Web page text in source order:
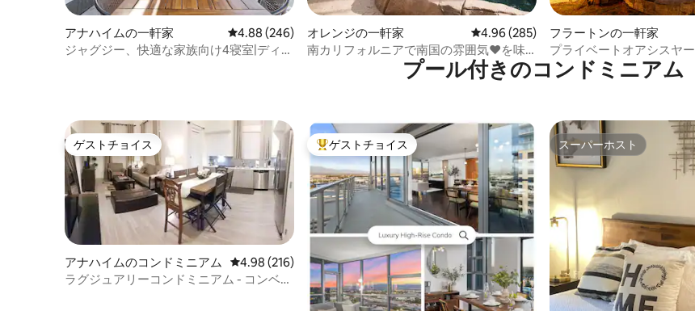
アナハイムの一軒家 レビュー246件、5つ星中4.88つ星の平均評価
4.88 (246)
ジャグジー、快適な家族向け4寝室|ディズ
オレンジの一軒家 レビュー285件、5つ星中4.96つ星の平
4.96 (285)
南カリフォルニアで南国の雰囲気❤️を味
フラートンの一軒家
プライベートオアシスヤ
術的なリゾートプールホー
プール付きのコンドミニアム
ゲストチョイス
ゲストチョイス
アナハイムのコンドミニアム レビュー216件、5つ星中4.98つ星の平均評価
4.98 (216)
ラグジュアリーコンドミニアム - コンベン
大好評のゲストチョイスです。
ゲストチョイス スーパーホスト
スーパーホスト